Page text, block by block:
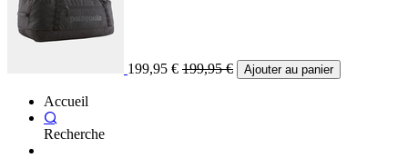
199,95 € 199,95€ Ajouter au panier
Accueil
Recherche